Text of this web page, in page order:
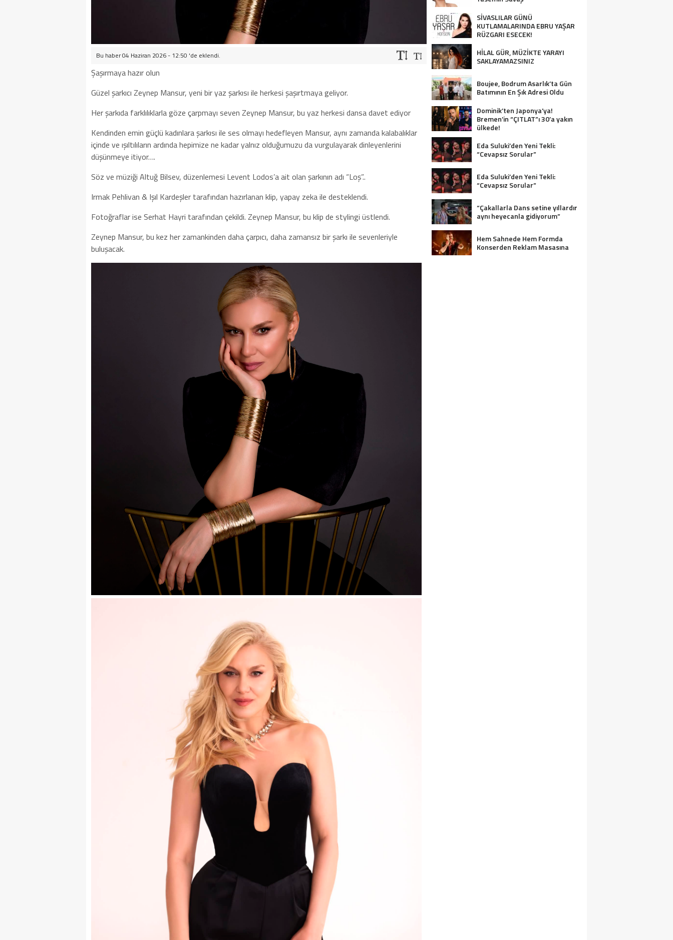
Bu haber 04 Haziran 2026 - 12:50 'de eklendi.
Şaşırmaya hazır olun
Güzel şarkıcı Zeynep Mansur, yeni bir yaz şarkısı ile herkesi şaşırtmaya geliyor.
Her şarkıda farklılıklarla göze çarpmayı seven Zeynep Mansur, bu yaz herkesi dansa davet ediyor
Kendinden emin güçlü kadınlara şarkısı ile ses olmayı hedefleyen Mansur, aynı zamanda kalabalıklar
içinde ve ışıltılıların ardında hepimize ne kadar yalnız olduğumuzu da vurgulayarak dinleyenlerini
düşünmeye itiyor….
Söz ve müziği Altuğ Bilsev, düzenlemesi Levent Lodos’a ait olan şarkının adı “Loş”..
Irmak Pehlivan & Işıl Kardeşler tarafından hazırlanan klip, yapay zeka ile desteklendi.
Fotoğraflar ise Serhat Hayri tarafından çekildi. Zeynep Mansur, bu klip de stylingi üstlendi.
Zeynep Mansur, bu kez her zamankinden daha çarpıcı, daha zamansız bir şarkı ile sevenleriyle
buluşacak.
SİVASLILAR GÜNÜ
KUTLAMALARINDA EBRU YAŞAR
RÜZGARI ESECEK!
HİLAL GÜR, MÜZİKTE YARAYI
SAKLAYAMAZSINIZ
Boujee, Bodrum Asarlık’ta Gün
Batımının En Şık Adresi Oldu
Dominik’ten Japonya’ya!
Bremen’in “ÇITLAT”ı 30’a yakın
ülkede!
Eda Suluki’den Yeni Tekli:
“Cevapsız Sorular”
Eda Suluki’den Yeni Tekli:
“Cevapsız Sorular”
“Çakallarla Dans setine yıllardır
aynı heyecanla gidiyorum”
Hem Sahnede Hem Formda
Konserden Reklam Masasına